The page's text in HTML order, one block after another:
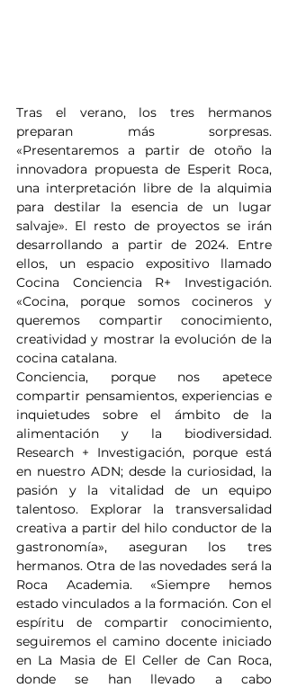
Tras el verano, los tres hermanos
preparan más sorpresas.
«Presentaremos a partir de otoño la
innovadora propuesta de Esperit Roca,
una interpretación libre de la alquimia
para destilar la esencia de un lugar
salvaje». El resto de proyectos se irán
desarrollando a partir de 2024. Entre
ellos, un espacio expositivo llamado
Cocina Conciencia R+ Investigación.
«Cocina, porque somos cocineros y
queremos compartir conocimiento,
creatividad y mostrar la evolución de la
cocina catalana.
Conciencia, porque nos apetece
compartir pensamientos, experiencias e
inquietudes sobre el ámbito de la
alimentación y la biodiversidad.
Research + Investigación, porque está
en nuestro ADN; desde la curiosidad, la
pasión y la vitalidad de un equipo
talentoso. Explorar la transversalidad
creativa a partir del hilo conductor de la
gastronomía», aseguran los tres
hermanos. Otra de las novedades será la
Roca Academia. «Siempre hemos
estado vinculados a la formación. Con el
espíritu de compartir conocimiento,
seguiremos el camino docente iniciado
en La Masia de El Celler de Can Roca,
donde se han llevado a cabo